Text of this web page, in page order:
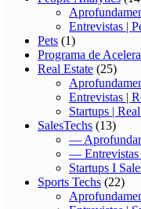
Entrevistas |
Pets (1)
Programa de
Real Estate (25)
Entrevistas |
Startups |
SalesTechs (13)
—
— Entrevistas
Startups I
Sports Techs (22)